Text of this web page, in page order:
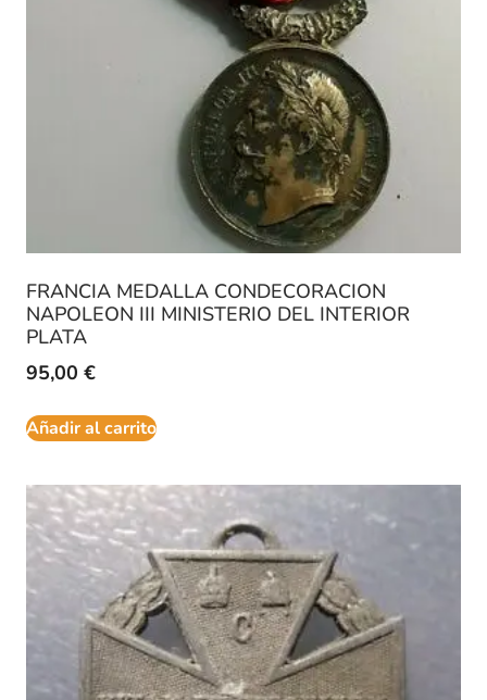
FRANCIA MEDALLA CONDECORACION
NAPOLEON III MINISTERIO DEL INTERIOR
PLATA
95,00 €
Añadir al carrito